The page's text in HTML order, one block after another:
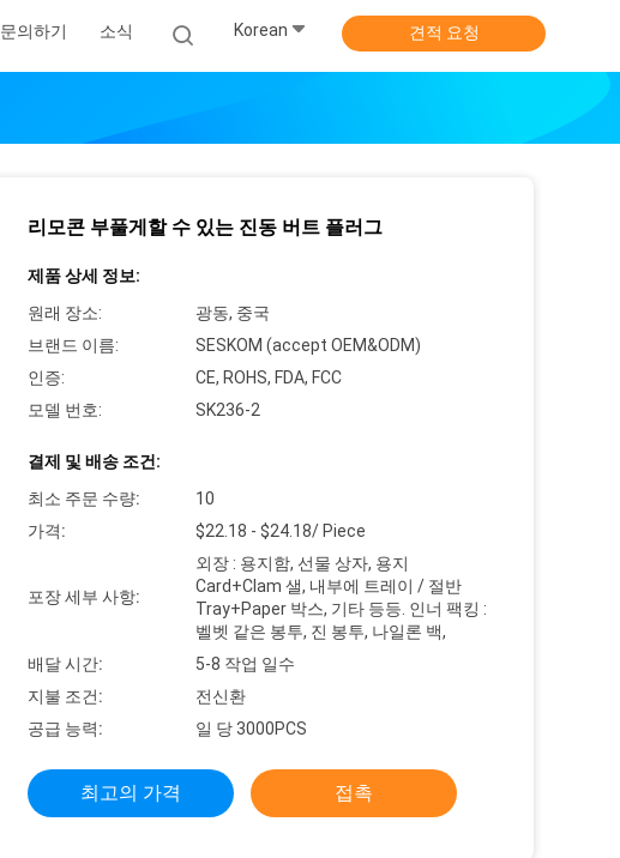
문의하기 소식 Korean 견적 요청
리모콘 부풀게할 수 있는 진동 버트 플러그
제품 상세 정보:
원래 장소:
광동, 중국
브랜드 이름:
SESKOM (accept OEM&ODM)
인증:
CE, ROHS, FDA, FCC
모델 번호:
SK236-2
결제 및 배송 조건:
최소 주문 수량:
10
가격:
$22.18 - $24.18/ Piece
포장 세부 사항:
외장 : 용지함, 선물 상자, 용지
Card+Clam 샐, 내부에 트레이 / 절반
Tray+Paper 박스, 기타 등등. 인너 팩킹 :
벨벳 같은 봉투, 진 봉투, 나일론 백,
배달 시간:
5-8 작업 일수
지불 조건:
전신환
공급 능력:
일 당 3000PCS
최고의 가격 접촉